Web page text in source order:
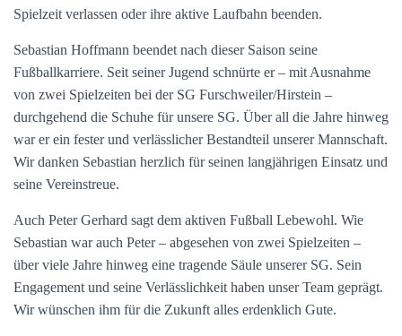
Spielzeit verlassen oder ihre aktive Laufbahn beenden.
Sebastian Hoffmann beendet nach dieser Saison seine
Fußballkarriere. Seit seiner Jugend schnürte er – mit Ausnahme
von zwei Spielzeiten bei der SG Furschweiler/Hirstein –
durchgehend die Schuhe für unsere SG. Über all die Jahre hinweg
war er ein fester und verlässlicher Bestandteil unserer Mannschaft.
Wir danken Sebastian herzlich für seinen langjährigen Einsatz und
seine Vereinstreue.
Auch Peter Gerhard sagt dem aktiven Fußball Lebewohl. Wie
Sebastian war auch Peter – abgesehen von zwei Spielzeiten –
über viele Jahre hinweg eine tragende Säule unserer SG. Sein
Engagement und seine Verlässlichkeit haben unser Team geprägt.
Wir wünschen ihm für die Zukunft alles erdenklich Gute.